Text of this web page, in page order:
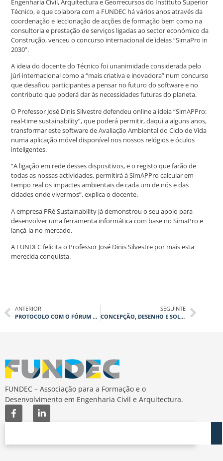
Engenharia Civil, Arquitectura e Georrecursos do Instituto Superior
Técnico, e que colabora com a FUNDEC há vários anos através da
coordenação e leccionação de acções de formação bem como na
consultoria e prestação de serviços ligadas ao sector económico da
Construção, venceu o concurso internacional de ideias “SimaPro in
2030”.
A ideia do docente do Técnico foi unanimidade considerada pelo
júri internacional como a “mais criativa e inovadora” num concurso
que desafiou participantes a pensar no futuro do software e no
contributo que poderá dar às necessidades futuras do planeta.
O Professor José Dinis Silvestre defendeu online a ideia “SimAPPro:
real-time sustainability”, que poderá permitir, daqui a alguns anos,
transformar este software de Avaliação Ambiental do Ciclo de Vida
numa aplicação móvel disponível nos nossos relógios e óculos
inteligentes.
“A ligação em rede desses dispositivos, e o registo que farão de
todas as nossas actividades, permitirá à SimAPPro calcular em
tempo real os impactes ambientais de cada um de nós e das
cidades onde vivermos”, explica o docente.
A empresa PRé Sustainability já demonstrou o seu apoio para
desenvolver uma ferramenta informática com base no SimaPro e
lançá-la no mercado.
A FUNDEC felicita o Professor José Dinis Silvestre por mais esta
merecida conquista.
ANTERIOR
PROTOCOLO COM O FÓRUM CIVIL
SEGUINTE
CONCEPÇÃO, DESENHO E SOLUÇÕES CONSTRUTIVAS PARA REDES CICLÁVEIS
FUNDEC – Associação para a Formação e o
Desenvolvimento em Engenharia Civil e Arquitectura.